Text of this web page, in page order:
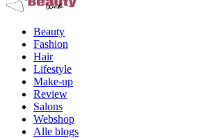
Beauty
Fashion
Hair
Lifestyle
Make-up
Review
Salons
Webshop
Alle blogs